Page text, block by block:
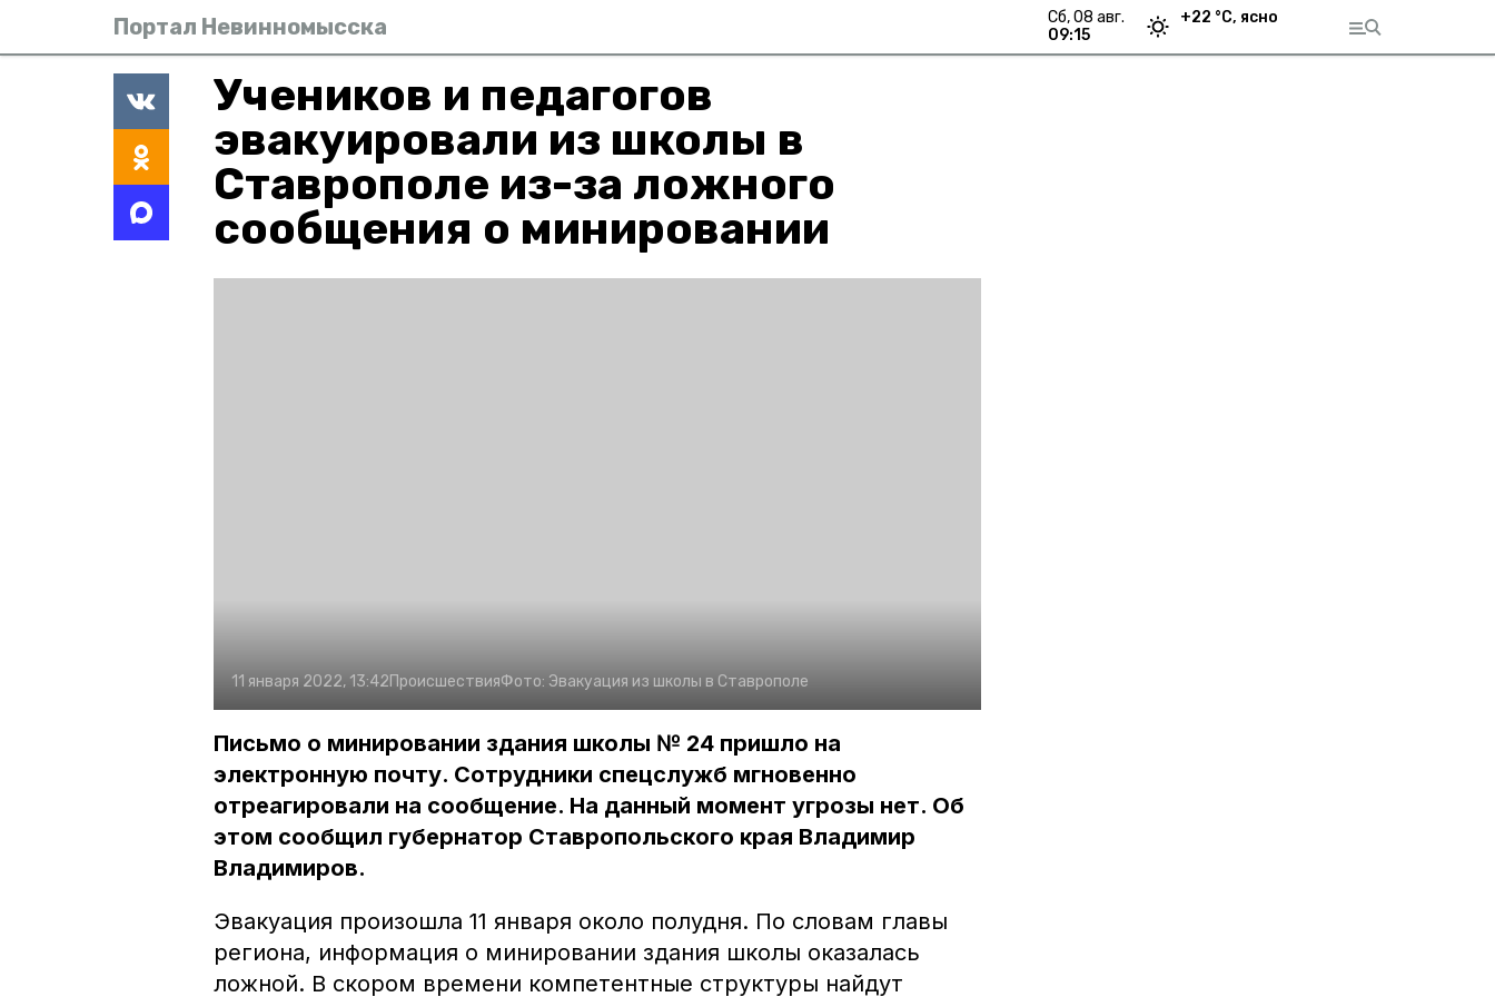
Портал Невинномысска
сб, 08 авг.
09:15
+22 °С, ясно
Учеников и педагогов
эвакуировали из школы в
Ставрополе из-за ложного
сообщения о минировании
11 января 2022, 13:42ПроисшествияФото: Эвакуация из школы в Ставрополе
Письмо о минировании здания школы № 24 пришло на
электронную почту. Сотрудники спецслужб мгновенно
отреагировали на сообщение. На данный момент угрозы нет. Об
этом сообщил губернатор Ставропольского края Владимир
Владимиров.
Эвакуация произошла 11 января около полудня. По словам главы
региона, информация о минировании здания школы оказалась
ложной. В скором времени компетентные структуры найдут